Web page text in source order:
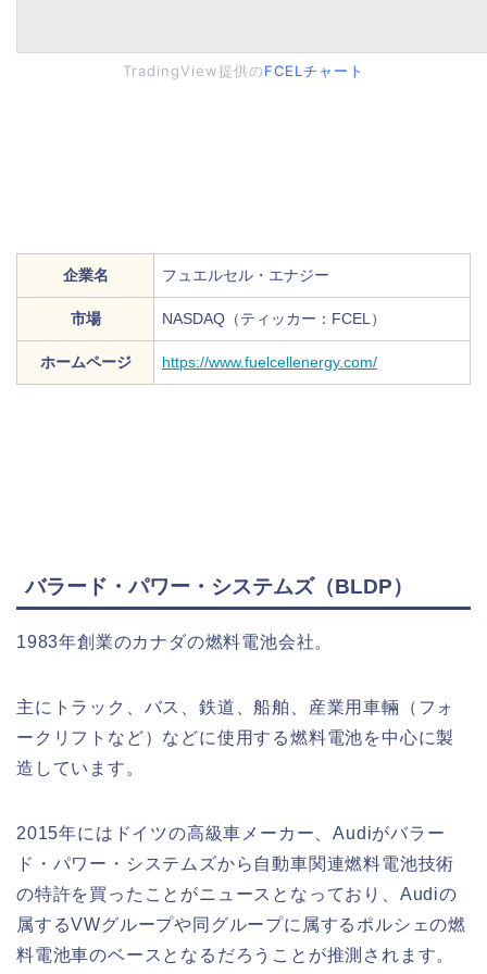
TradingView提供のFCELチャート
企業名 フュエルセル・エナジー
市場 NASDAQ（ティッカー：FCEL）
ホームページ https://www.fuelcellenergy.com/
バラード・パワー・システムズ（BLDP）
1983年創業のカナダの燃料電池会社。
主にトラック、バス、鉄道、船舶、産業用車輛（フォ
ークリフトなど）などに使用する燃料電池を中心に製
造しています。
2015年にはドイツの高級車メーカー、Audiがバラー
ド・パワー・システムズから自動車関連燃料電池技術
の特許を買ったことがニュースとなっており、Audiの
属するVWグループや同グループに属するポルシェの燃
料電池車のベースとなるだろうことが推測されます。